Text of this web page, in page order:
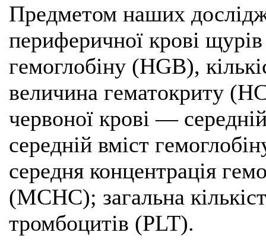
Предметом наших
периферичної крові
гемоглобіну (HGB),
величина гематокриту
червоної крові —
середній вміст
середня концентрація
(МСНС); загальна
тромбоцитів (PLT).